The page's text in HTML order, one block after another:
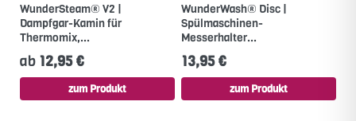
WunderSteam® V2 |
Dampfgar-Kamin für
Thermomix,...
ab 12,95 €
zum Produkt
WunderWash® Disc |
Spülmaschinen-
Messerhalter...
13,95 €
zum Produkt